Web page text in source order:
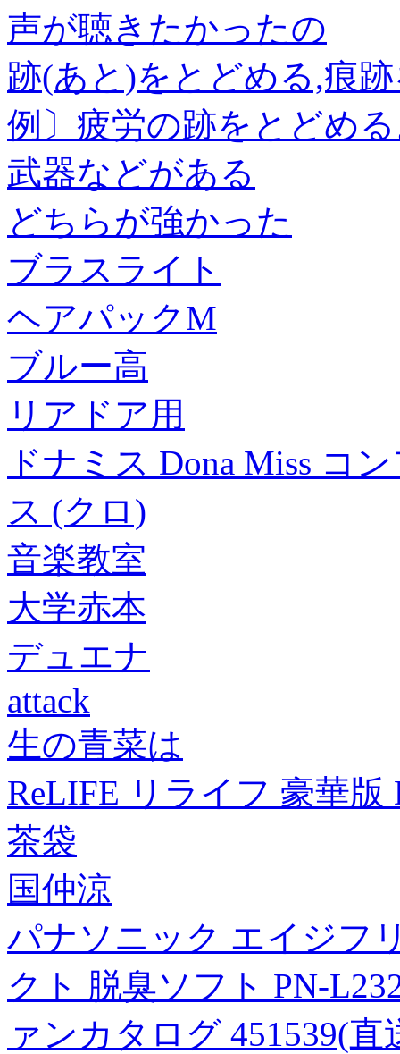
声が聴きたかったの
跡(あと)をとどめる,痕
例〕疲労の跡をとどめ
武器などがある
どちらが強かった
ブラスライト
ヘアパックM
ブルー高
リアドア用
ドナミス Dona Miss コ
ス (クロ)
音楽教室
大学赤本
デュエナ
attack
生の青菜は
ReLIFE リライフ 豪華版
茶袋
国仲涼
パナソニック エイジフ
クト 脱臭ソフト PN-
ァンカタログ 451539(直